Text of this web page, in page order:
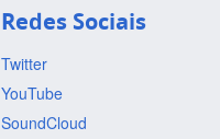
Redes Sociais
Twitter
YouTube
SoundCloud